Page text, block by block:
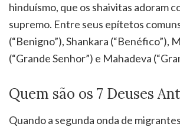
hinduísmo, que os shaivitas adoram
supremo. Entre seus epítetos
(“Benigno”), Shankara (“Benéfico”),
(“Grande Senhor”) e Mahadeva
Quem são os 7 Deuses
Quando a segunda onda de